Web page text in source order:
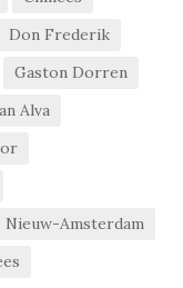
Don Frederik
Gaston Dorren
Alva
Nieuw-Amsterdam